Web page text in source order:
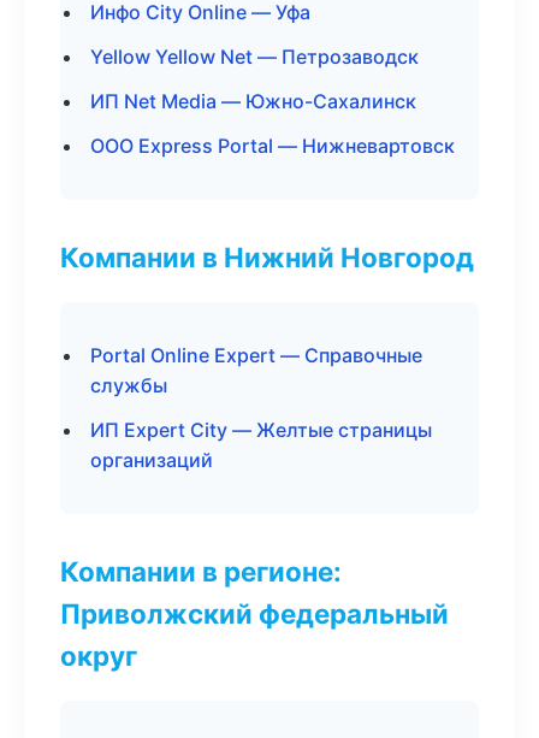
Инфо City Online — Уфа
Yellow Yellow Net — Петрозаводск
ИП Net Media — Южно-Сахалинск
ООО Express Portal — Нижневартовск
Компании в Нижний Новгород
Portal Online Expert — Справочные
службы
ИП Expert City — Желтые страницы
организаций
Компании в регионе:
Приволжский федеральный
округ